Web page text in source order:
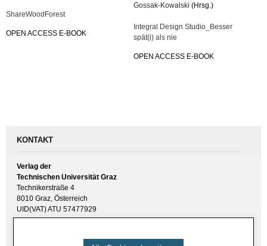
Share­Wood­Fo­rest
OPEN AC­CESS E-BOOK
Gossak-Ko­wal­ski (Hrsg.)
In­te­gral De­sign Stu­di­o_­Bes­ser
spät(i) als nie
OPEN AC­CESS E-BOOK
KONTAKT
Verlag der
Technischen Universität Graz
Technikerstraße 4
8010 Graz, Österreich
UID(VAT) ATU 57477929